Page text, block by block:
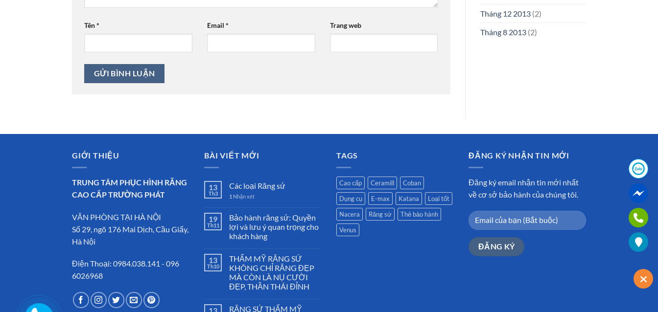
Tên* Email * Trang web
Tháng 12 2013(2)
Tháng 8 2013(2)
GIỚI THIỆU
TRUNG TÂM PHỤC HÌNH RĂNG
CAO CẤP TRƯỜNG PHÁT
VĂN PHÒNG TẠI HÀ NỘI
Số 29, ngõ 176 Mai Dịch, Cầu Giấy,
Hà Nội
Điện Thoại: 0984.038.141 - 096
6026968
BÀI VIẾT MỚI
13
Th3
Các loại Răng sứ
1 Nhận xét
19
Th11
Bảo hành răng sứ: Quyền
lợi và lưu ý quan trọng cho
khách hàng
13
Th10
THẨM MỸ RĂNG SỨ
KHÔNG CHỈ RĂNG ĐẸP
MÀ CÒN LÀ NỤ CƯỜI
ĐẸP, THẦN THÁI ĐỈNH
RĂNG SỨ THẨM MỸ
TAGS
Cao cấp Ceramill
Coban
Dụng cụ
E-max Katana
Loại tốt
Nacera
Răng sứ
Thẻ bảo hành
Venus
ĐĂNG KÝ NHẬN TIN MỚI
Đăng ký email nhận tin mới nhất
về cơ sở bảo hành của chúng tôi.